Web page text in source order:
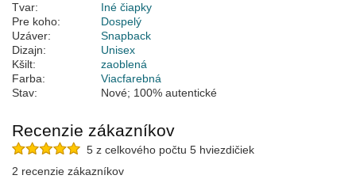
Tvar:
Iné čiapky
Pre koho:
Dospelý
Uzáver:
Snapback
Dizajn:
Unisex
Kšilt:
zaoblená
Farba:
Viacfarebná
Stav:
Nové; 100% autentické
Recenzie zákazníkov
5 z celkového počtu 5 hviezdičiek
2 recenzie zákazníkov